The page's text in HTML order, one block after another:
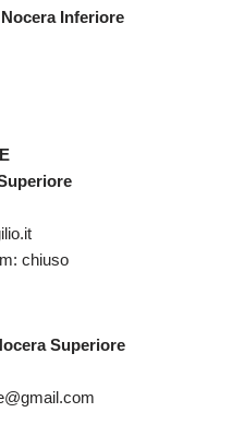
Nocera Inferiore
chiuso
Superiore